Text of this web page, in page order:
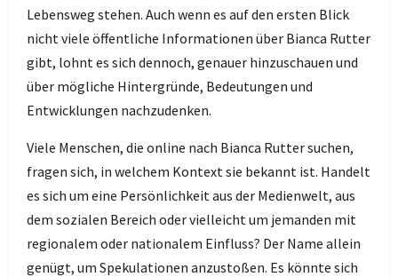
Lebensweg stehen. Auch wenn es auf den ersten Blick
nicht viele öffentliche Informationen über Bianca Rutter
gibt, lohnt es sich dennoch, genauer hinzuschauen und
über mögliche Hintergründe, Bedeutungen und
Entwicklungen nachzudenken.
Viele Menschen, die online nach Bianca Rutter suchen,
fragen sich, in welchem Kontext sie bekannt ist. Handelt
es sich um eine Persönlichkeit aus der Medienwelt, aus
dem sozialen Bereich oder vielleicht um jemanden mit
regionalem oder nationalem Einfluss? Der Name allein
genügt, um Spekulationen anzustoßen. Es könnte sich